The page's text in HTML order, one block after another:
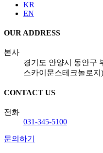
KR
EN
OUR ADDRESS
본사
경기도 안양시 동안구
스카이문스테크놀로지)
CONTACT US
전화
031-345-5100
문의하기